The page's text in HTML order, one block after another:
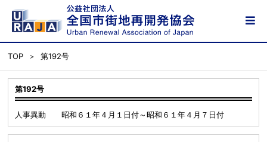
TOP 第192号
第192号
人事異動 昭和６１年４月１日付～昭和６１年４月７日付